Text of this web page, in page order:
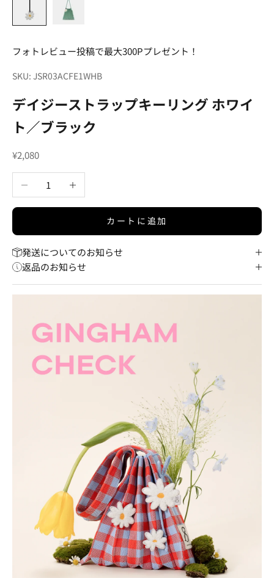
フォトレビュー投稿で最大300Pプレゼント！
SKU: JSR03ACFE1WHB
デイジーストラップキーリング ホワイ
ト／ブラック
セール価格
¥2,080
数量を減らす 数量を増やす
カートに追加
発送についてのお知らせ
返品のお知らせ